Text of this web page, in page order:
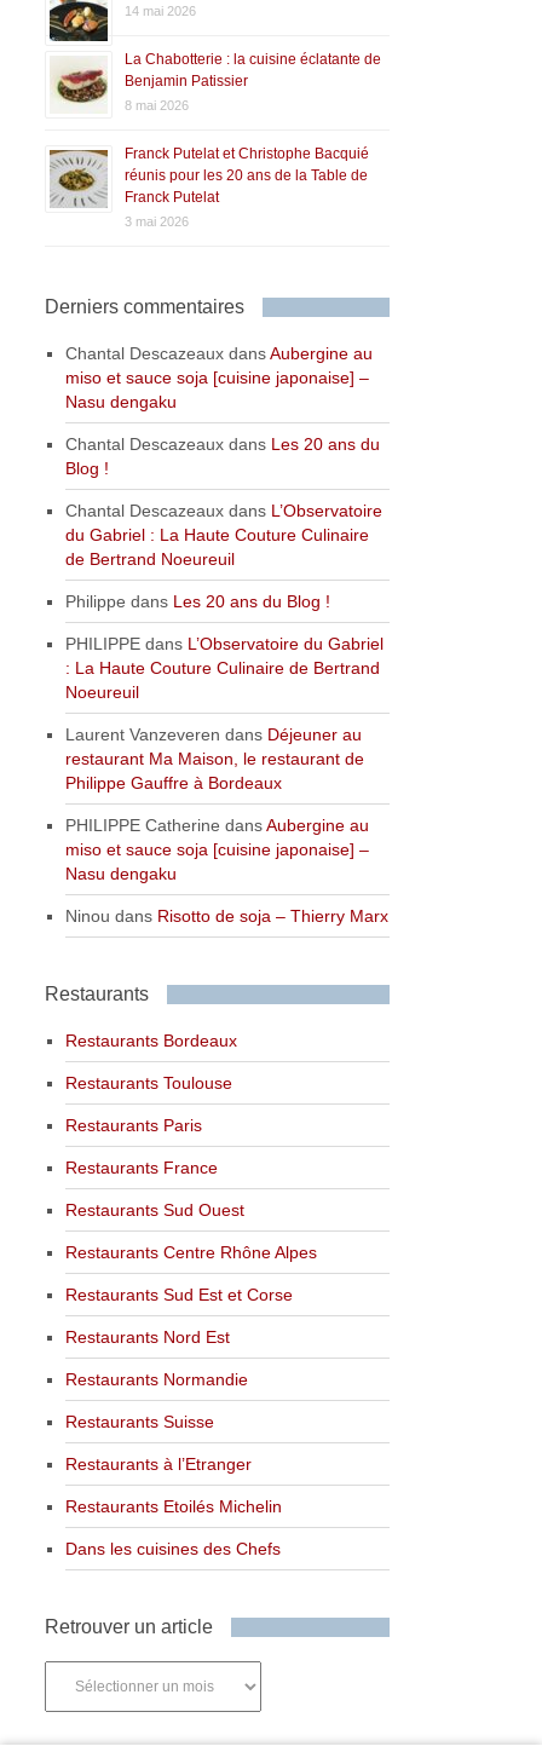
14 mai 2026
La Chabotterie : la cuisine éclatante de
Benjamin Patissier
8 mai 2026
Franck Putelat et Christophe Bacquié
réunis pour les 20 ans de la Table de
Franck Putelat
3 mai 2026
Derniers commentaires
Chantal Descazeaux dansAubergine au
miso et sauce soja [cuisine japonaise] –
Nasu dengaku
Chantal Descazeaux dans Les 20 ans du
Blog !
Chantal Descazeaux dans L’Observatoire
du Gabriel : La Haute Couture Culinaire
de Bertrand Noeureuil
Philippe dans Les 20 ans du Blog !
PHILIPPE dans L’Observatoire du Gabriel
: La Haute Couture Culinaire de Bertrand
Noeureuil
Laurent Vanzeveren dans Déjeuner au
restaurant Ma Maison, le restaurant de
Philippe Gauffre à Bordeaux
PHILIPPE Catherine dansAubergine au
miso et sauce soja [cuisine japonaise] –
Nasu dengaku
Ninou dans Risotto de soja – Thierry Marx
Restaurants
Restaurants Bordeaux
Restaurants Toulouse
Restaurants Paris
Restaurants France
Restaurants Sud Ouest
Restaurants Centre Rhône Alpes
Restaurants Sud Est et Corse
Restaurants Nord Est
Restaurants Normandie
Restaurants Suisse
Restaurants à l’Etranger
Restaurants Etoilés Michelin
Dans les cuisines des Chefs
Retrouver un article